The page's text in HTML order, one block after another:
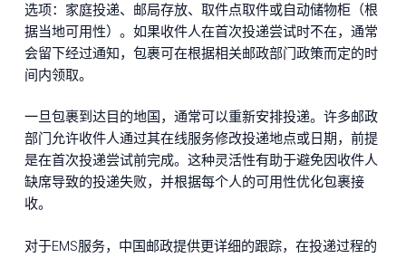
选项：家庭投递、邮局存放、取件点取件或自动储物柜（根
据当地可用性）。如果收件人在首次投递尝试时不在，通常
会留下经过通知，包裹可在根据相关邮政部门政策而定的时
间内领取。
一旦包裹到达目的地国，通常可以重新安排投递。许多邮政
部门允许收件人通过其在线服务修改投递地点或日期，前提
是在首次投递尝试前完成。这种灵活性有助于避免因收件人
缺席导致的投递失败，并根据每个人的可用性优化包裹接
收。
对于EMS服务，中国邮政提供更详细的跟踪，在投递过程的